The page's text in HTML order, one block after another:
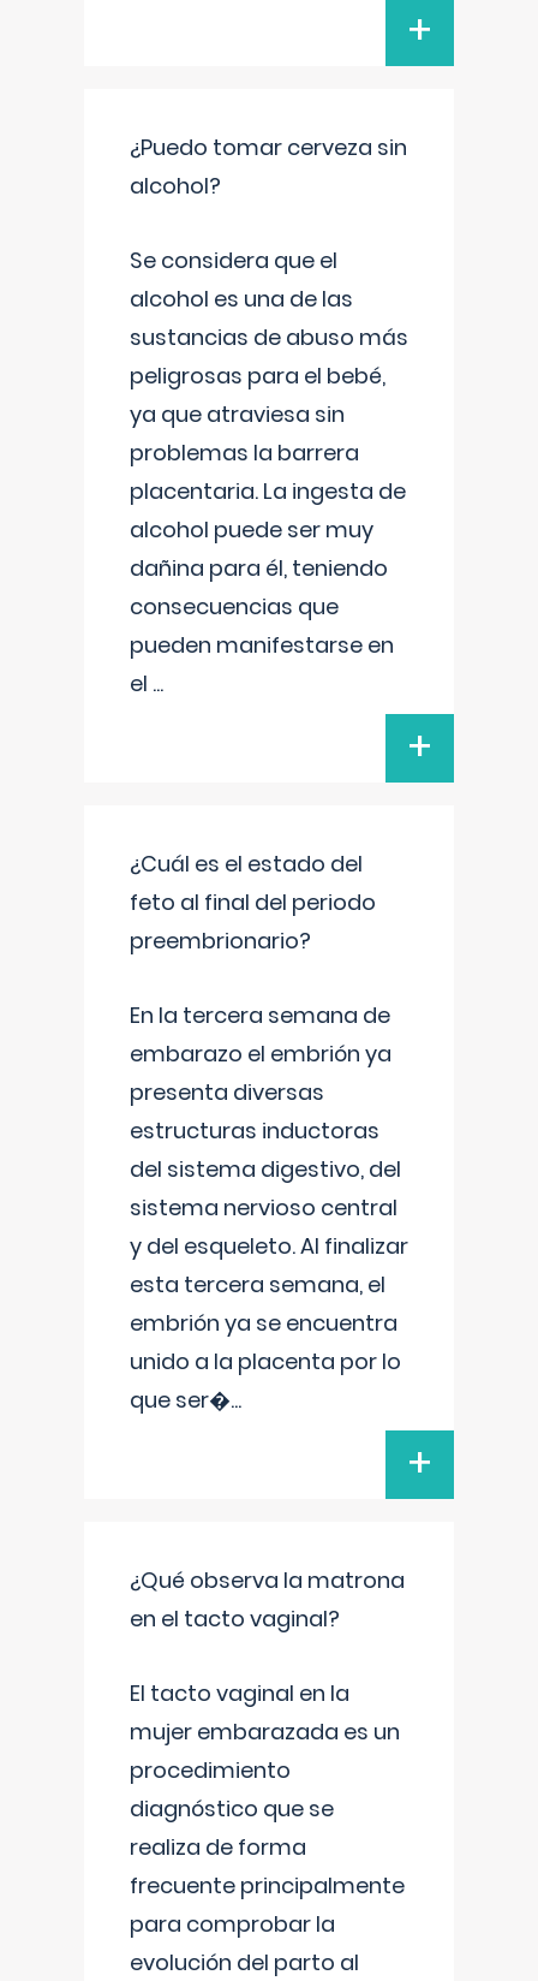
+
¿Puedo tomar cerveza sin
alcohol?
Se considera que el
alcohol es una de las
sustancias de abuso más
peligrosas para el bebé,
ya que atraviesa sin
problemas la barrera
placentaria. La ingesta de
alcohol puede ser muy
dañina para él, teniendo
consecuencias que
pueden manifestarse en
el ...
+
¿Cuál es el estado del
feto al final del periodo
preembrionario?
En la tercera semana de
embarazo el embrión ya
presenta diversas
estructuras inductoras
del sistema digestivo, del
sistema nervioso central
y del esqueleto. Al finalizar
esta tercera semana, el
embrión ya se encuentra
unido a la placenta por lo
que ser�...
+
¿Qué observa la matrona
en el tacto vaginal?
El tacto vaginal en la
mujer embarazada es un
procedimiento
diagnóstico que se
realiza de forma
frecuente principalmente
para comprobar la
evolución del parto al